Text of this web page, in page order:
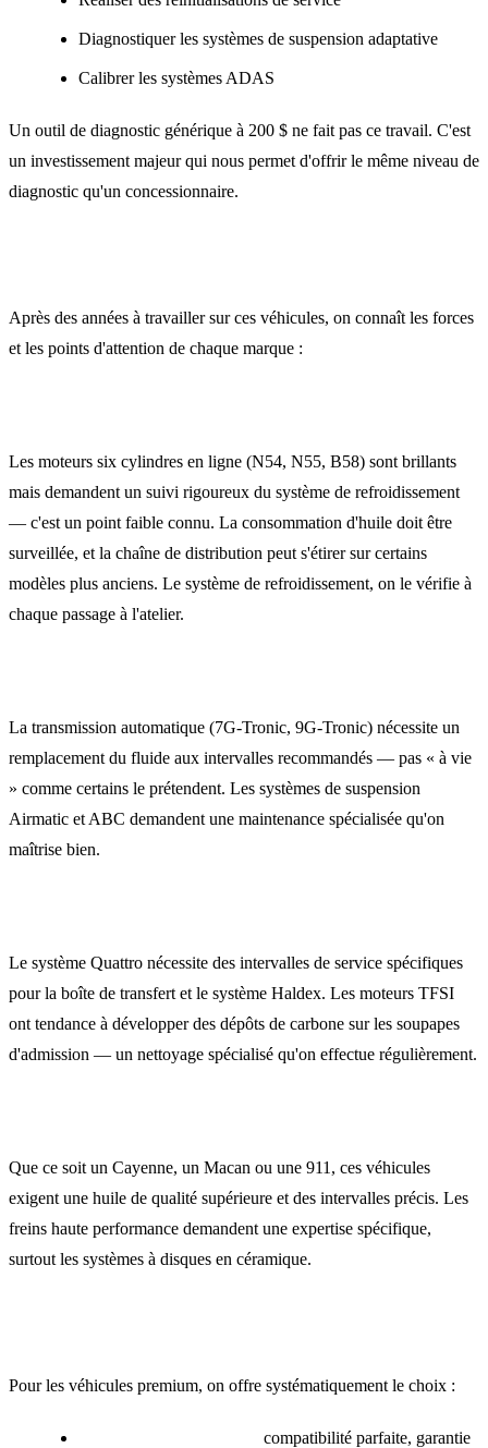
Diagnostiquer les systèmes de suspension adaptative
Calibrer les systèmes ADAS
Un outil de diagnostic générique à 200 $ ne fait pas ce travail. C'est
un investissement majeur qui nous permet d'offrir le même niveau de
diagnostic qu'un concessionnaire.
Après des années à travailler sur ces véhicules, on connaît les forces
et les points d'attention de chaque marque :
Les moteurs six cylindres en ligne (N54, N55, B58) sont brillants
mais demandent un suivi rigoureux du système de refroidissement
— c'est un point faible connu. La consommation d'huile doit être
surveillée, et la chaîne de distribution peut s'étirer sur certains
modèles plus anciens. Le système de refroidissement, on le vérifie à
chaque passage à l'atelier.
La transmission automatique (7G-Tronic, 9G-Tronic) nécessite un
remplacement du fluide aux intervalles recommandés — pas « à vie
» comme certains le prétendent. Les systèmes de suspension
Airmatic et ABC demandent une maintenance spécialisée qu'on
maîtrise bien.
Le système Quattro nécessite des intervalles de service spécifiques
pour la boîte de transfert et le système Haldex. Les moteurs TFSI
ont tendance à développer des dépôts de carbone sur les soupapes
d'admission — un nettoyage spécialisé qu'on effectue régulièrement.
Que ce soit un Cayenne, un Macan ou une 911, ces véhicules
exigent une huile de qualité supérieure et des intervalles précis. Les
freins haute performance demandent une expertise spécifique,
surtout les systèmes à disques en céramique.
Pour les véhicules premium, on offre systématiquement le choix :
compatibilité parfaite, garantie